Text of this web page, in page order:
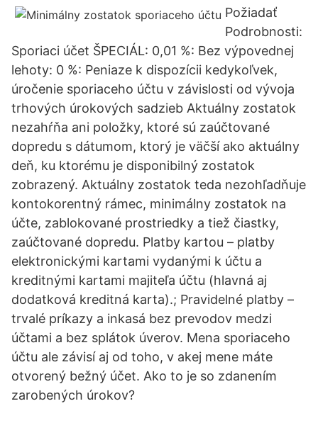
Požiadať
Podrobnosti:
Sporiaci účet ŠPECIÁL: 0,01 %: Bez výpovednej
lehoty: 0 %: Peniaze k dispozícii kedykoľvek,
úročenie sporiaceho účtu v závislosti od vývoja
trhových úrokových sadzieb Aktuálny zostatok
nezahŕňa ani položky, ktoré sú zaúčtované
dopredu s dátumom, ktorý je väčší ako aktuálny
deň, ku ktorému je disponibilný zostatok
zobrazený. Aktuálny zostatok teda nezohľadňuje
kontokorentný rámec, minimálny zostatok na
účte, zablokované prostriedky a tiež čiastky,
zaúčtované dopredu. Platby kartou – platby
elektronickými kartami vydanými k účtu a
kreditnými kartami majiteľa účtu (hlavná aj
dodatková kreditná karta).; Pravidelné platby –
trvalé príkazy a inkasá bez prevodov medzi
účtami a bez splátok úverov. Mena sporiaceho
účtu ale závisí aj od toho, v akej mene máte
otvorený bežný účet. Ako to je so zdanením
zarobených úrokov?